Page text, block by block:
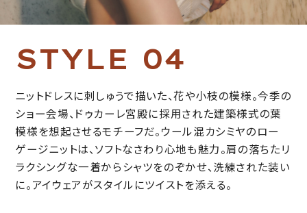
STYLE 04
ニットドレスに刺しゅうで描いた、花や小枝の模様。今季の
ショー会場、ドゥカーレ宮殿に採用された建築様式の葉
模様を想起させるモチーフだ。ウール混カシミヤのロー
ゲージニットは、ソフトなさわり心地も魅力。肩の落ちたリ
ラクシングな一着からシャツをのぞかせ、洗練された装い
に。アイウェアがスタイルにツイストを添える。